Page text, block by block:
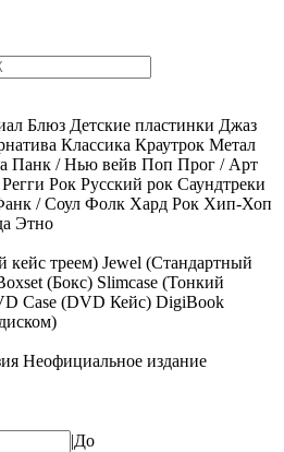
Блюз Детские пластинки Джаз
Классика Краутрок Метал
Панк / Нью вейв Поп Прог / Арт
Регги Рок Русский рок Саундтреки
/ Соул Фолк Хард Рок Хип-Хоп
Этно
кейс треем) Jewel (Стандартный
(Бокс) Slimcase (Тонкий
Case (DVD Кейс) DigiBook
Неофициальное издание
|До